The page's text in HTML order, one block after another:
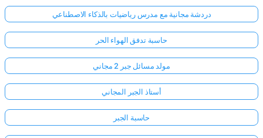
دردشة مجانية مع مدرس رياضيات بالذكاء الاصطناعي
حاسبة تدفق الهواء الحر
مولد مسائل جبر 2 مجاني
أستاذ الجبر المجاني
حاسبة الجبر